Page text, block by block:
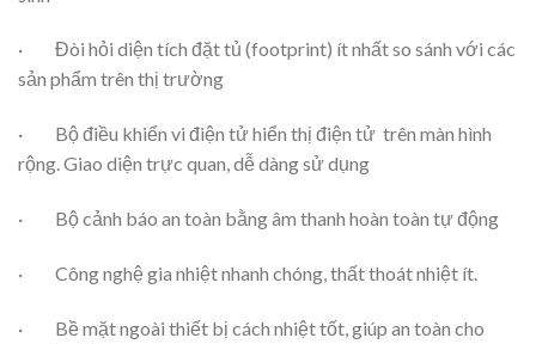
· Đòi hỏi diện tích đặt tủ (footprint) ít nhất so sánh với các
sản phẩm trên thị trường
· Bộ điều khiển vi điện tử hiển thị điện tử trên màn hình
rộng. Giao diện trực quan, dễ dàng sử dụng
· Bộ cảnh báo an toàn bằng âm thanh hoàn toàn tự động
· Công nghệ gia nhiệt nhanh chóng, thất thoát nhiệt ít.
· Bề mặt ngoài thiết bị cách nhiệt tốt, giúp an toàn cho